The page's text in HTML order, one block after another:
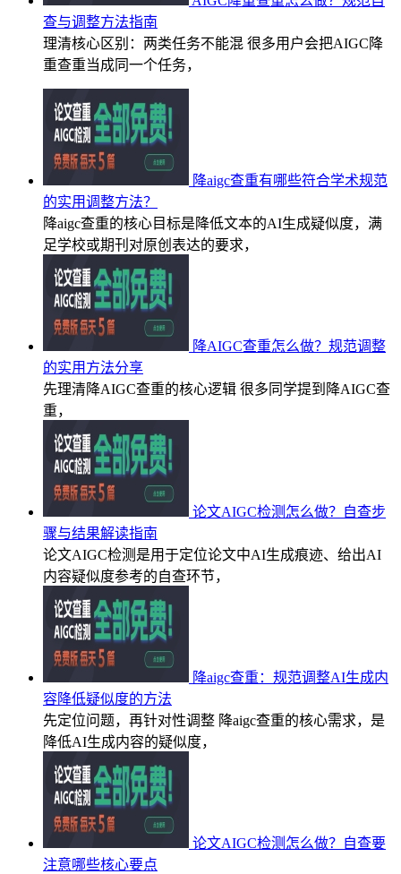
查与调整方法指南
理清核心区别：两类任务不能混 很多用户会把AIGC降
重查重当成同一个任务，
降aigc查重有哪些符合学术规范
的实用调整方法？
降aigc查重的核心目标是降低文本的AI生成疑似度，满
足学校或期刊对原创表达的要求，
降AIGC查重怎么做？规范调整
的实用方法分享
先理清降AIGC查重的核心逻辑 很多同学提到降AIGC查
重，
论文AIGC检测怎么做？自查步
骤与结果解读指南
论文AIGC检测是用于定位论文中AI生成痕迹、给出AI
内容疑似度参考的自查环节，
降aigc查重：规范调整AI生成内
容降低疑似度的方法
先定位问题，再针对性调整 降aigc查重的核心需求，是
降低AI生成内容的疑似度，
论文AIGC检测怎么做？自查要
注意哪些核心要点